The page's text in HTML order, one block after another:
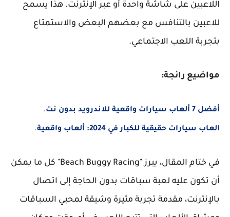
اللاعبين على شاشة واحدة أو عبر الإنترنت. هذا يسمح
للاعبين بالتنافس مع بعضهم البعض والاستمتاع
بتجربة اللعب الاجتماعي.
مواضيع رائجة:
أفضل 7 ألعاب سيارات واقعية للاندرويد بدون نت .
العاب سيارات حقيقية للكبار في 2024: ألعاب واقعية .
في ختام المقال، يبرز "Beach Buggy Racing" كل ما يمكن
أن تكون عليه لعبة سباقات بدون الحاجة إلى اتصال
بالإنترنت، مقدمة تجربة مثيرة وشيقة لمحبي السباقات